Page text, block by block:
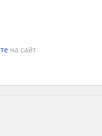
на сайт